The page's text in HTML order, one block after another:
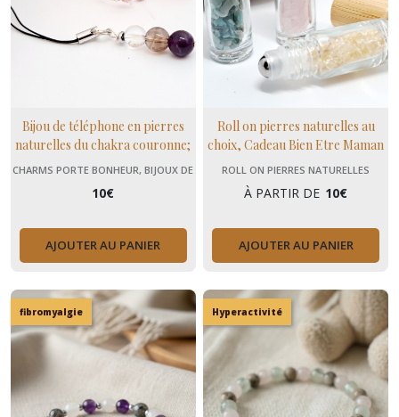
Bijou de téléphone en pierres
naturelles du chakra couronne;
cadeau Noël
CHARMS PORTE BONHEUR, BIJOUX DE
10€
AJOUTER AU PANIER
Roll on pierres naturelles au
choix, Cadeau Bien Etre Maman
ou papa
ROLL ON PIERRES NATURELLES
À PARTIR DE 10€
AJOUTER AU PANIER
fibromyalgie Hyperactivité